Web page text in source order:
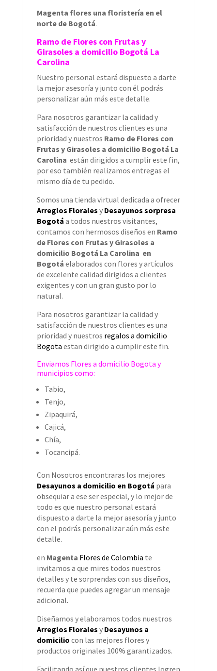
Magenta flores una floristería en el
norte de Bogotá.
Ramo de Flores con Frutas y
Girasoles a domicilio Bogotá La
Carolina
Nuestro personal estará dispuesto a darte
la mejor asesoría y junto con él podrás
personalizar aún más este detalle.
Para nosotros garantizar la calidad y
satisfacción de nuestros clientes es una
prioridad y nuestros Ramo de Flores con
Frutas y Girasoles a domicilio Bogotá La
Carolina están dirigidos a cumplir este fin,
por eso también realizamos entregas el
mismo día de tu pedido.
Somos una tienda virtual dedicada a ofrecer
Arreglos Florales y Desayunos sorpresa
Bogotá a todos nuestros visitantes,
contamos con hermosos diseños en Ramo
de Flores con Frutas y Girasoles a
domicilio Bogotá La Carolina en
Bogotá elaborados con flores y artículos
de excelente calidad dirigidos a clientes
exigentes y con un gran gusto por lo
natural.
Para nosotros garantizar la calidad y
satisfacción de nuestros clientes es una
prioridad y nuestros regalos a domicilio
Bogota estan dirigido a cumplir este fin.
Enviamos Flores a domicilio Bogota y
municipios como:
Tabio,
Tenjo,
Zipaquirá,
Cajicá,
Chía,
Tocancipá.
Con Nosotros encontraras los mejores
Desayunos a domicilio en Bogotá para
obsequiar a ese ser especial, y lo mejor de
todo es que nuestro personal estará
dispuesto a darte la mejor asesoría y junto
con el podrás personalizar aún más este
detalle.
en Magenta Flores de Colombia te
invitamos a que mires todos nuestros
detalles y te sorprendas con sus diseños,
recuerda que puedes agregar un mensaje
adicional.
Diseñamos y elaboramos todos nuestros
Arreglos Florales y Desayunos a
domicilio con las mejores flores y
productos originales 100% garantizados.